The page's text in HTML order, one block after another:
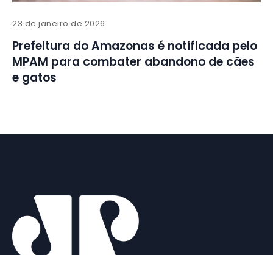
23 de janeiro de 2026
Prefeitura do Amazonas é notificada pelo
MPAM para combater abandono de cães
e gatos